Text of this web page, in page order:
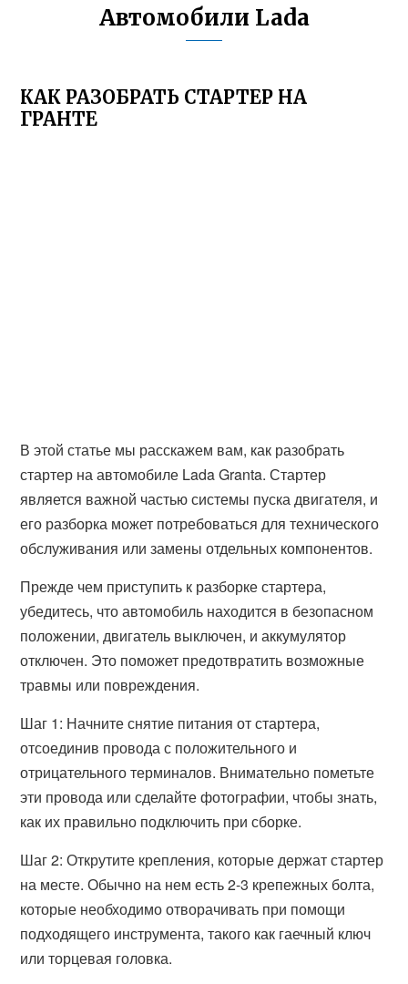
Автомобили Lada
КАК РАЗОБРАТЬ СТАРТЕР НА
ГРАНТЕ
В этой статье мы расскажем вам, как разобрать
стартер на автомобиле Lada Granta. Стартер
является важной частью системы пуска двигателя, и
его разборка может потребоваться для технического
обслуживания или замены отдельных компонентов.
Прежде чем приступить к разборке стартера,
убедитесь, что автомобиль находится в безопасном
положении, двигатель выключен, и аккумулятор
отключен. Это поможет предотвратить возможные
травмы или повреждения.
Шаг 1: Начните снятие питания от стартера,
отсоединив провода с положительного и
отрицательного терминалов. Внимательно пометьте
эти провода или сделайте фотографии, чтобы знать,
как их правильно подключить при сборке.
Шаг 2: Открутите крепления, которые держат стартер
на месте. Обычно на нем есть 2-3 крепежных болта,
которые необходимо отворачивать при помощи
подходящего инструмента, такого как гаечный ключ
или торцевая головка.